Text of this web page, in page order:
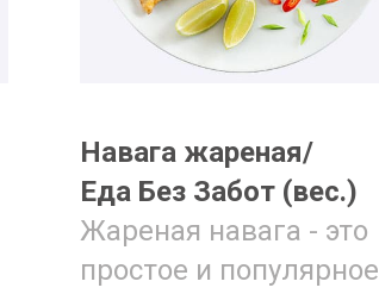
Навага жареная/
Еда Без Забот (вес.)
Жареная навага - это
простое и популярное